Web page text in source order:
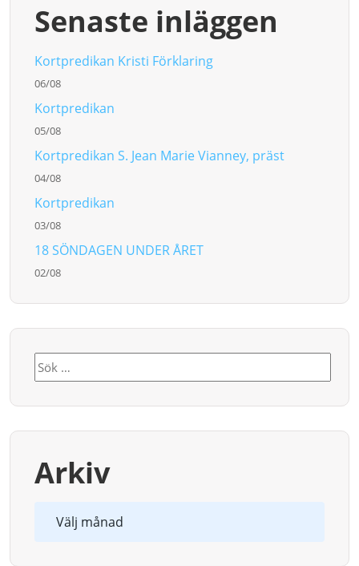
Senaste inläggen
Kortpredikan Kristi Förklaring
06/08
Kortpredikan
05/08
Kortpredikan S. Jean Marie Vianney, präst
04/08
Kortpredikan
03/08
18 SÖNDAGEN UNDER ÅRET
02/08
Sök
efter:
Arkiv